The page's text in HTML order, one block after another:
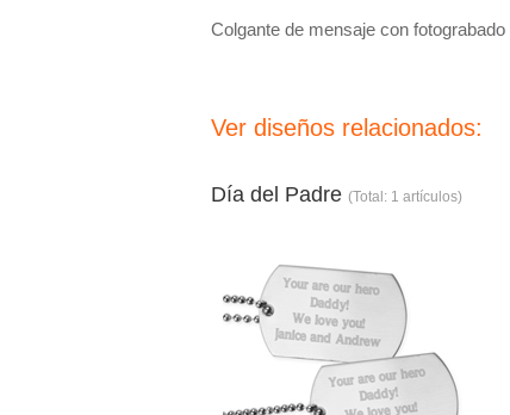
Colgante de mensaje con
Ver diseños relacionados:
Día del Padre (Total: 1 artículos)